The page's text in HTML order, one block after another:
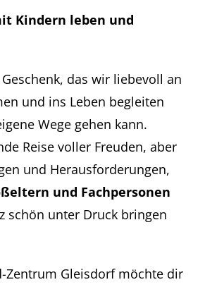
Kindern leben und
das wir liebevoll an
und ins Leben begleiten
Wege gehen kann.
Reise voller Freuden, aber
und Herausforderungen,
und Fachpersonen
schön unter Druck bringen
Zentrum Gleisdorf möchte dir